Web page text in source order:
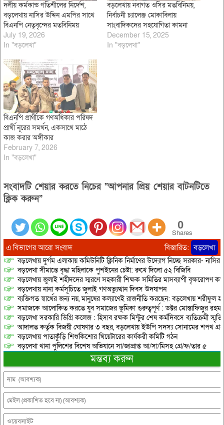
দলীয় কর্মকান্ড গতিশীলের নির্দেশ,
বড়লেখায় নাসির উদ্দিন এমপির সাথে
বিএনপি নেতৃবৃন্দের মতবিনিময়
July 19, 2026
In "বড়লেখা"
বড়লেখায় নবাগত ওসির মতবিনিময়,
নির্বাচনী চ্যালেঞ্জ মোকাবিলায়
সাংবাদিকদের সহযোগিতা কামনা
December 15, 2025
In "বড়লেখা"
বিএনপি প্রার্থীকে গণঅধিকার পরিষদ
প্রার্থী নূরের সমর্থন, একসাথে মাঠে
কাজ করার অঙ্গীকার
February 7, 2026
In "বড়লেখা"
সংবাদটি শেয়ার করতে নিচের “আপনার প্রিয় শেয়ার বাটনটিতে
ক্লিক করুন”
0
Shares
এ বিভাগের আরো সংবাদ বিস্তারিত: বড়লেখা
বড়লেখায় দুর্গম এলাকায় কমিউনিটি ক্লিনিক নির্মাণের উদ্যোগ নিচ্ছে সরকার-
বড়লেখা সীমান্তে বৃদ্ধা মহিলাকে পুশইনের চেষ্টা: রুখে দিলো ৫২ বিজিবি
বড়লেখায় জুলাই শহীদদের স্মরণে সহকারী শিক্ষক সমিতির মাসব্যাপী বৃক্ষরোপণ
বড়লেখায় নানা কর্মসূচিতে জুলাই গণঅভ্যুত্থান দিবস উদযাপন
ব্যক্তিগত স্বার্থের জন্য নয়, মানুষের কল্যাণেই রাজনীতি করছেন: বড়লেখায় শরীফুল
সমাজকে আলোকিত করতে যুব সমাজের ভূমিকা গুরুত্বপূর্ণ : ডক্টর মোস্তাফিজুর
বড়লেখা সরকারি ডিগ্রি কলেজ : হিসাব রক্ষক মিন্টুর শেষ কর্মদিবসে ব্যতিক্রমী
আদালত কর্তৃক বিজয়ী ঘোষণার ৩ বছর, বড়লেখায় ইউপি সদস্য সোনামের শপথ
বড়লেখায় পাতাকুঁড়ি শিশুকিশোর থিয়েটারের কার্যকরী কমিটি গঠন
বড়লেখা থানা পুলিশের বিশেষ অভিযানে সা/জাপ্রাপ্ত আ/সা/মিসহ গ্রে/ফ/তার ৫
মন্তব্য করুন